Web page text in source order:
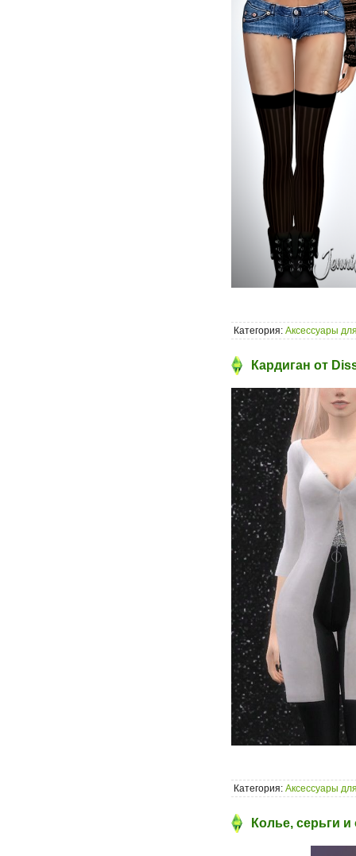
Категория: Аксессуары
Кардиган от
Категория: Аксессуары
Колье, серьги